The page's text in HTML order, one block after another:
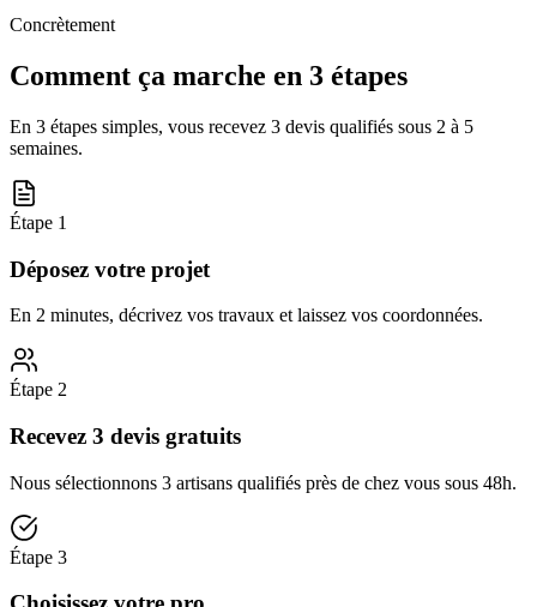
Concrètement
Comment ça marche en 3 étapes
En 3 étapes simples, vous recevez 3 devis qualifiés sous 2 à 5
semaines.
Étape 1
Déposez votre projet
En 2 minutes, décrivez vos travaux et laissez vos coordonnées.
Étape 2
Recevez 3 devis gratuits
Nous sélectionnons 3 artisans qualifiés près de chez vous sous 48h.
Étape 3